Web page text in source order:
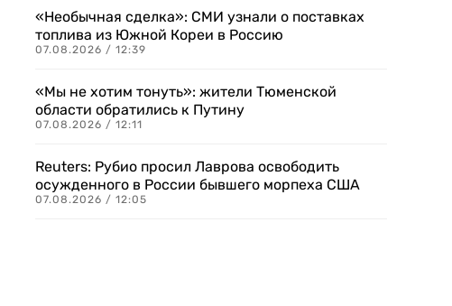
«Необычная сделка»: СМИ узнали о поставках
топлива из Южной Кореи в Россию
07.08.2026 / 12:39
«Мы не хотим тонуть»: жители Тюменской
области обратились к Путину
07.08.2026 / 12:11
Reuters: Рубио просил Лаврова освободить
осужденного в России бывшего морпеха США
07.08.2026 / 12:05